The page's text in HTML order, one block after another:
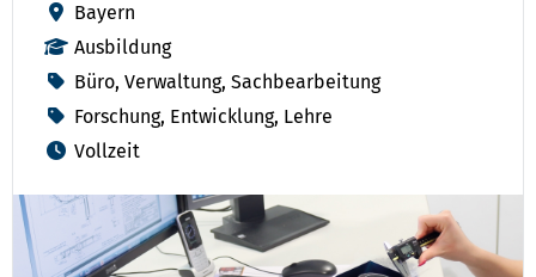
Bayern
Ausbildung
Büro, Verwaltung, Sachbearbeitung
Forschung, Entwicklung, Lehre
Vollzeit